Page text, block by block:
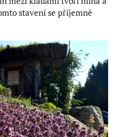
stavení se příjemně